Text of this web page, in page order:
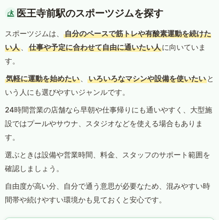
医王寺前駅のスポーツジムを探す
スポーツジムは、
自分のペースで筋トレや有酸素運動を続けた
い人 、 仕事や予定に合わせて自由に通いたい人に向いていま
す。
気軽に運動を始めたい 、 いろいろなマシンや設備を使いたい と
いう人にも選びやすいジャンルです。
24時間営業の店舗なら早朝や仕事帰りにも通いやすく、大型施
設ではプールやサウナ、スタジオなどを使える場合もありま
す。
選ぶときは設備や営業時間、料金、スタッフのサポート範囲を
確認しましょう。
自由度が高い分、自分で通う意思が必要なため、混みやすい時
間帯や続けやすい環境かも見ておくと安心です。